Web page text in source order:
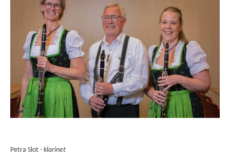
Petra Slot - klarinet